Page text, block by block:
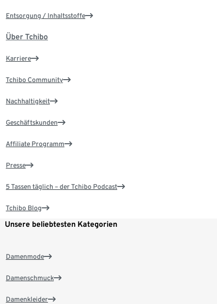
Entsorgung / Inhaltsstoffe
Über Tchibo
Karriere
Tchibo Community
Nachhaltigkeit
Geschäftskunden
Affiliate Programm
Presse
5 Tassen täglich – der Tchibo Podcast
Tchibo Blog
Unsere beliebtesten Kategorien
Damenmode
Damenschmuck
Damenkleider